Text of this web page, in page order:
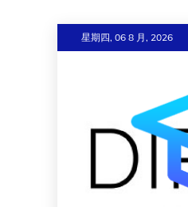
至
星期四, 06 8 月, 2026